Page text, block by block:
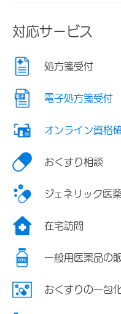
対応サービス
処方箋受付
電子処方箋受付
オンライン資格
おくすり相談
ジェネリック医
在宅訪問
一般用医薬品の
おくすりの一包